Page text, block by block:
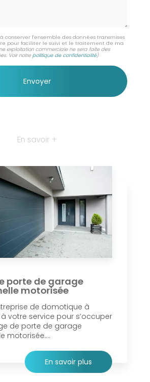
conserver l'ensemble des données transmises
pour faciliter le suivi et le traitement de ma
exploitation commerciale ne sera faite des
Voir notrepolitique de confidentialité)
En savoir +
porte de garage
motorisée
de domotique à
à votre service pour s’occuper
de porte de garage
motorisée....
En savoir plus